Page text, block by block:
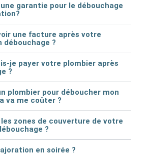
garantie pour le débouchage
une facture après votre
?
je payer votre plombier après
?
plombier pour déboucher mon
va me coûter ?
zones de couverture de votre
?
en soirée ?